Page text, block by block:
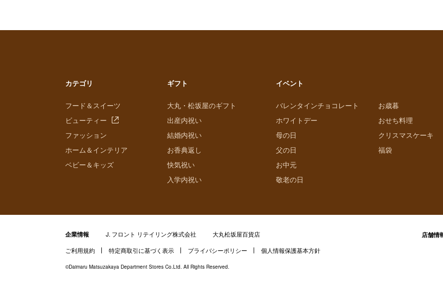
カテゴリ
フード＆スイーツ
ビューティー
ファッション
ホーム＆インテリア
ベビー＆キッズ
ギフト
大丸・松坂屋のギフト
出産内祝い
結婚内祝い
お香典返し
快気祝い
入学内祝い
イベント
バレンタインチョコレート
ホワイトデー
母の日
父の日
お中元
敬老の日
お歳暮
おせち料理
クリスマスケーキ
福袋
企業情報 J. フロント リテイリング株式会社 大丸松坂屋百貨店 店舗情
ご利用規約 特定商取引に基づく表示 プライバシーポリシー 個人情報保護基本方針
©Daimaru Matsuzakaya Department Stores Co.Ltd. All Rights Reserved.